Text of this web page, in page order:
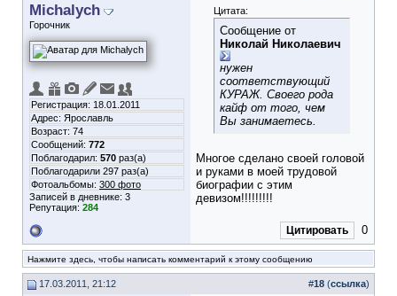
Michalych
Горочник
Регистрация: 18.01.2011
Адрес: Ярославль
Возраст: 74
Сообщений: 772
Поблагодарил: 570 раз(а)
Поблагодарили 297 раз(а)
Фотоальбомы: 300 фото
Записей в дневнике: 3
Репутация: 284
Цитата:
Сообщение от
Николай Николаевич
нужен
соответствующий
КУРАЖ. Своего рода
кайф от того, чем
Вы занимаетесь.
Многое сделано своей головой
и руками в моей трудовой
биографии с этим
девизом!!!!!!!!!
Цитировать 0
Нажмите здесь, чтобы написать комментарий к этому сообщению
17.03.2011, 21:12 #18 (ссылка)